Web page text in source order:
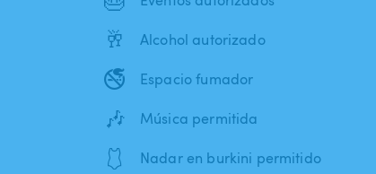
🥂 Alcohol autorizado
🚭 Espacio fumador
🎶 Música permitida
🩱 Nadar en burkini permitido